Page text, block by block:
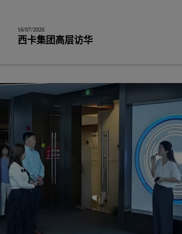
16/07/2026
西卡集团高层访华